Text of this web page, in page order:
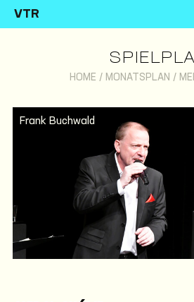
VTR
HOME / MONATSPLAN /
Frank Buchwald